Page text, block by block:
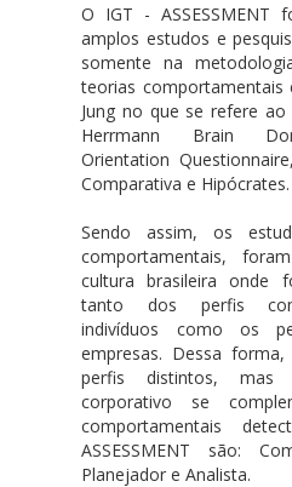
O IGT - ASSESSMENT
amplos estudos e
somente na
teorias comportamentais
Jung no que se refere
Herrmann Brain
Orientation
Comparativa e Hipócrates.
Sendo assim, os
comportamentais,
cultura brasileira onde
tanto dos perfis
indivíduos como os
empresas. Dessa
perfis distintos, mas
corporativo se
comportamentais
ASSESSMENT são:
Planejador e Analista.